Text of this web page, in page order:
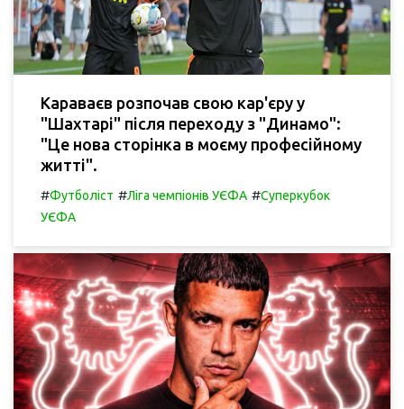
Караваєв розпочав свою кар'єру у
"Шахтарі" після переходу з "Динамо":
"Це нова сторінка в моєму професійному
житті".
#Футболіст #Ліга чемпіонів УЄФА #Суперкубок
УЄФА